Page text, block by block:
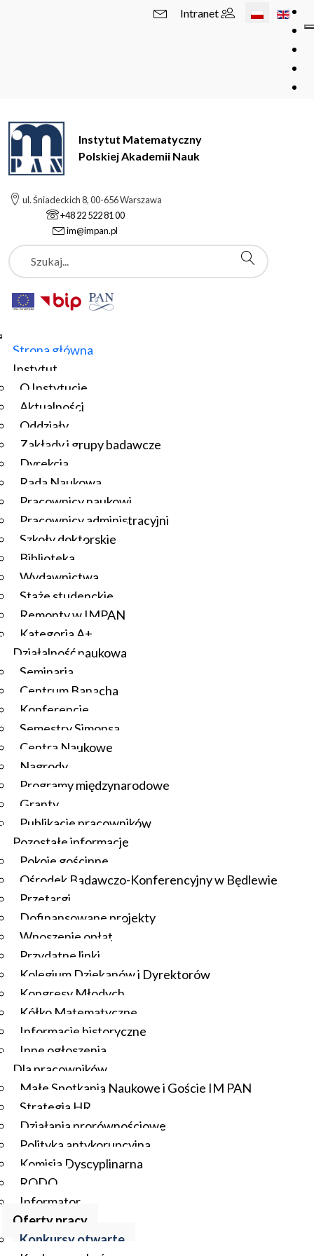
Wybierz swój
Intranet
Instytut Matematyczny
Polskiej Akademii Nauk
ul. Śniadeckich 8, 00-656 Warszawa
+48 22 522 81 00
im@impan.pl
Szukaj
Strona główna
Instytut
O Instytucie
Aktualności
Oddziały
Zakłady i grupy badawcze
Dyrekcja
Rada Naukowa
Pracownicy naukowi
Pracownicy administracyjni
Szkoły doktorskie
Biblioteka
Wydawnictwa
Staże studenckie
Remonty w IMPAN
Kategoria A+
Działalność naukowa
Seminaria
Centrum Banacha
Konferencje
Semestry Simonsa
Centra Naukowe
Nagrody
Programy międzynarodowe
Granty
Publikacje pracowników
Pozostałe informacje
Pokoje gościnne
Ośrodek Badawczo-Konferencyjny w Będlewie
Przetargi
Dofinansowane projekty
Wnoszenie opłat
Przydatne linki
Kolegium Dziekanów i Dyrektorów
Kongresy Młodych
Kółko Matematyczne
Informacje historyczne
Inne ogłoszenia
Dla pracowników
Małe Spotkania Naukowe i Goście IM PAN
Strategia HR
Działania prorównościowe
Polityka antykorupcyjna
Komisja Dyscyplinarna
RODO
Informator
Oferty pracy
Konkursy otwarte